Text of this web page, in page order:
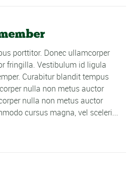
porttitor. Donec ullamcorper
fringilla. Vestibulum id ligula
Curabitur blandit tempus
nulla non metus auctor
nulla non metus auctor
cursus magna, vel sceleri...